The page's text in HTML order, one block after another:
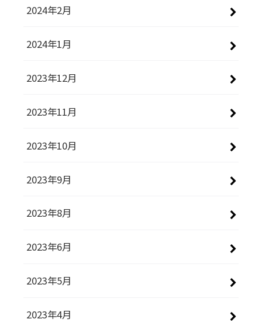
2024年2月
2024年1月
2023年12月
2023年11月
2023年10月
2023年9月
2023年8月
2023年6月
2023年5月
2023年4月